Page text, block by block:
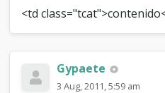
<td
Gypaete
3 Aug, 2011, 5:59 am